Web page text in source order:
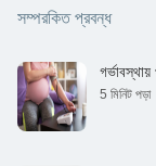
সম্পরকিত প্রবন্ধ
5 মিনিট পড়া